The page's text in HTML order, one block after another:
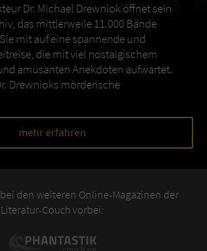
Dr. Michael Drewniok öffnet sein
das mittlerweile 11.000 Bände
mit auf eine spannende und
die mit viel nostalgischem
amüsanten Anekdoten aufwartet.
Drewnioks mörderische
mehr erfahren
den weiteren Online-Magazinen der
Literatur-Couch vorbei: